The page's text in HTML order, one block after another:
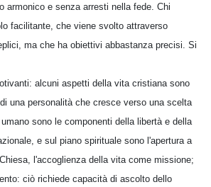
armonico e senza arresti nella fede. Chi
facilitante, che viene svolto attraverso
ma che ha obiettivi abbastanza precisi. Si
alcuni aspetti della vita cristiana sono
una personalità che cresce verso una scelta
sono le componenti della libertà e della
e sul piano spirituale sono l'apertura a
l'accoglienza della vita come missione;
ciò richiede capacità di ascolto dello